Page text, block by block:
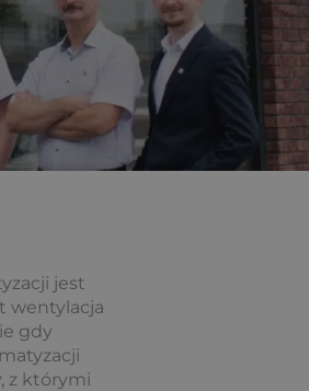
jest
wentylacja
gdy
z którymi